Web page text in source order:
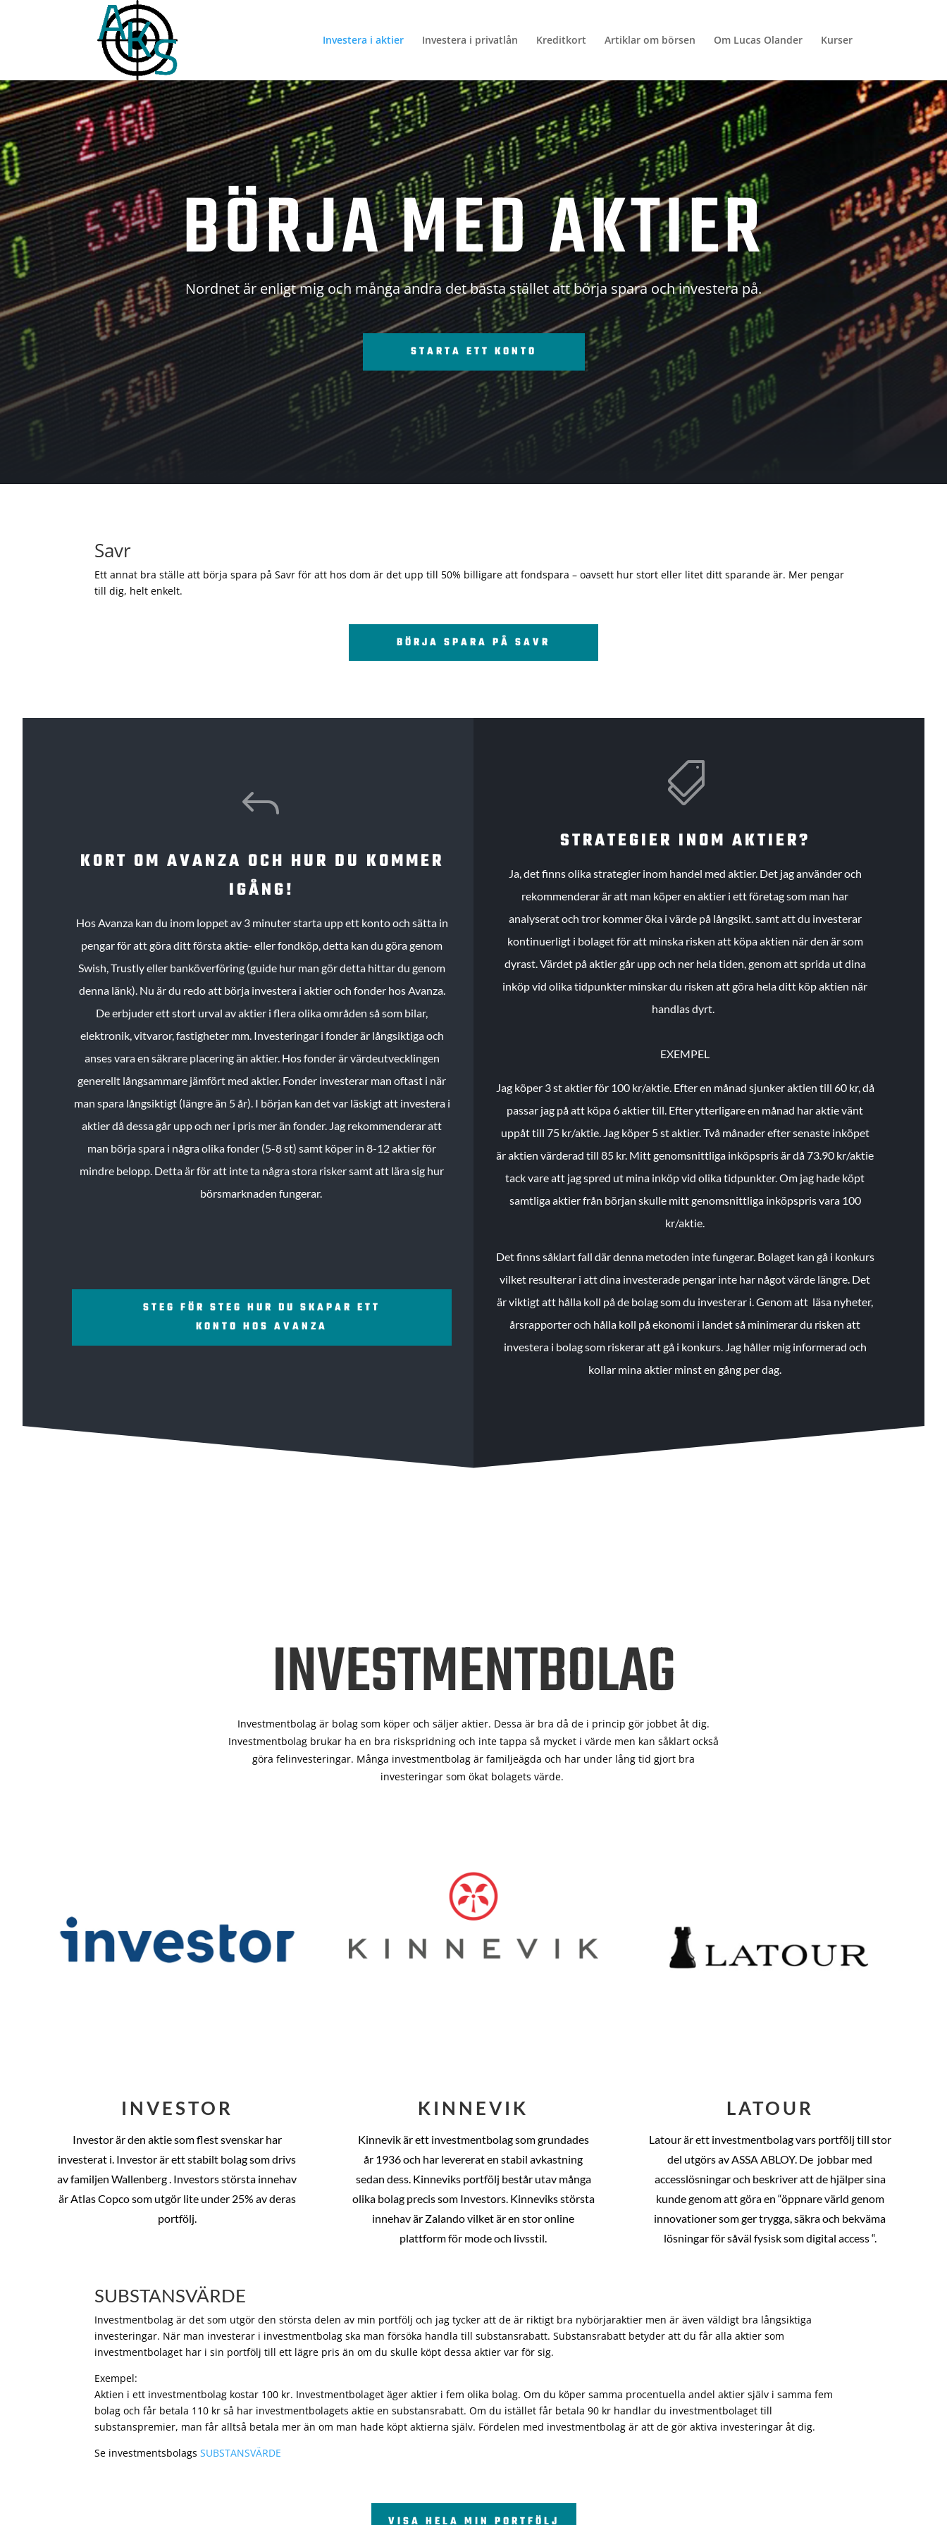
Investera i aktier Investera i privatlån Kreditkort Artiklar om börsen Om Lucas Olander Kurser
BÖRJA MED AKTIER
Nordnet är enligt mig och många andra det bästa stället att börja spara och investera på.
STARTA ETT KONTO
Savr
Ett annat bra ställe att börja spara på Savr för att hos dom är det upp till 50% billigare att fondspara – oavsett hur stort eller litet ditt sparande är. Mer pengar
till dig, helt enkelt.
BÖRJA SPARA PÅ SAVR
J
KORT OM AVANZA OCH HUR DU KOMMER
IGÅNG!
Hos Avanza kan du inom loppet av 3 minuter starta upp ett konto och sätta in
pengar för att göra ditt första aktie- eller fondköp, detta kan du göra genom
Swish, Trustly eller banköverföring (guide hur man gör detta hittar du genom
denna länk). Nu är du redo att börja investera i aktier och fonder hos Avanza.
De erbjuder ett stort urval av aktier i flera olika områden så som bilar,
elektronik, vitvaror, fastigheter mm. Investeringar i fonder är långsiktiga och
anses vara en säkrare placering än aktier. Hos fonder är värdeutvecklingen
generellt långsammare jämfört med aktier. Fonder investerar man oftast i när
man spara långsiktigt (längre än 5 år). I början kan det var läskigt att investera i
aktier då dessa går upp och ner i pris mer än fonder. Jag rekommenderar att
man börja spara i några olika fonder (5-8 st) samt köper in 8-12 aktier för
mindre belopp. Detta är för att inte ta några stora risker samt att lära sig hur
börsmarknaden fungerar.
STEG FÖR STEG HUR DU SKAPAR ETT
KONTO HOS AVANZA

STRATEGIER INOM AKTIER?
Ja, det finns olika strategier inom handel med aktier. Det jag använder och
rekommenderar är att man köper en aktier i ett företag som man har
analyserat och tror kommer öka i värde på långsikt. samt att du investerar
kontinuerligt i bolaget för att minska risken att köpa aktien när den är som
dyrast. Värdet på aktier går upp och ner hela tiden, genom att sprida ut dina
inköp vid olika tidpunkter minskar du risken att göra hela ditt köp aktien när
handlas dyrt.
EXEMPEL
Jag köper 3 st aktier för 100 kr/aktie. Efter en månad sjunker aktien till 60 kr, då
passar jag på att köpa 6 aktier till. Efter ytterligare en månad har aktie vänt
uppåt till 75 kr/aktie. Jag köper 5 st aktier.Två månader efter senaste inköpet
är aktien värderad till 85 kr. Mitt genomsnittliga inköpspris är då 73.90 kr/aktie
tack vare att jag spred ut mina inköp vid olika tidpunkter. Om jag hade köpt
samtliga aktier från början skulle mitt genomsnittliga inköpspris vara 100
kr/aktie.
Det finns såklart fall där denna metoden inte fungerar. Bolaget kan gå i konkurs
vilket resulterar i att dina investerade pengar inte har något värde längre. Det
är viktigt att hålla koll på de bolag som du investerar i. Genom att läsa nyheter,
årsrapporter och hålla koll på ekonomi i landet så minimerar du risken att
investera i bolag som riskerar att gå i konkurs. Jag håller mig informerad och
kollar mina aktier minst en gång per dag.
INVESTMENTBOLAG
Investmentbolag är bolag som köper och säljer aktier. Dessa är bra då de i princip gör jobbet åt dig.
Investmentbolag brukar ha en bra riskspridning och inte tappa så mycket i värde men kan såklart också
göra felinvesteringar. Många investmentbolag är familjeägda och har under lång tid gjort bra
investeringar som ökat bolagets värde.
INVESTOR
Investor är den aktie som flest svenskar har
investerat i. Investor är ett stabilt bolag som drivs
av familjen Wallenberg . Investors största innehav
är Atlas Copco som utgör lite under 25% av deras
portfölj.
KINNEVIK
Kinnevik är ett investmentbolag som grundades
år 1936 och har levererat en stabil avkastning
sedan dess. Kinneviks portfölj består utav många
olika bolag precis som Investors. Kinneviks största
innehav är Zalando vilket är en stor online
plattform för mode och livsstil.
LATOUR
Latour är ett investmentbolag vars portfölj till stor
del utgörs av ASSA ABLOY. De jobbar med
accesslösningar och beskriver att de hjälper sina
kunde genom att göra en “öppnare värld genom
innovationer som ger trygga, säkra och bekväma
lösningar för såväl fysisk som digital access “.
SUBSTANSVÄRDE
Investmentbolag är det som utgör den största delen av min portfölj och jag tycker att de är riktigt bra nybörjaraktier men är även väldigt bra långsiktiga
investeringar. När man investerar i investmentbolag ska man försöka handla till substansrabatt. Substansrabatt betyder att du får alla aktier som
investmentbolaget har i sin portfölj till ett lägre pris än om du skulle köpt dessa aktier var för sig.
Exempel:
Aktien i ett investmentbolag kostar 100 kr. Investmentbolaget äger aktier i fem olika bolag. Om du köper samma procentuella andel aktier själv i samma fem
bolag och får betala 110 kr så har investmentbolagets aktie en substansrabatt. Om du istället får betala 90 kr handlar du investmentbolaget till
substanspremier, man får alltså betala mer än om man hade köpt aktierna själv. Fördelen med investmentbolag är att de gör aktiva investeringar åt dig.
Se investmentsbolagsSUBSTANSVÄRDE
VISA HELA MIN PORTFÖLJ